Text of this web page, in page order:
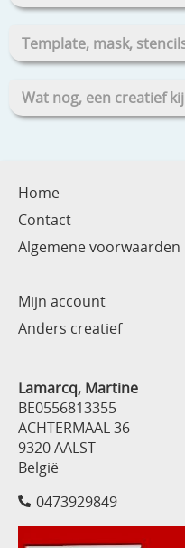
Template, mask,
Wat nog, een creatief
Home
Contact
Algemene voorwaarden
Mijn account
Anders creatief
Lamarcq, Martine
BE0556813355
ACHTERMAAL 36
9320 AALST
België
0473929849